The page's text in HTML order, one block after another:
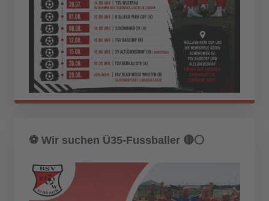
⚽️ Wir suchen Ü35-Fussballer 🔴⚪️